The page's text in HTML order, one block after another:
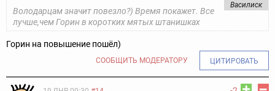
Василиск
Володарцам значит повезло?) Время покажет. Все
лучше,чем Горин в коротких мятых штанишках
Горин на повышение пошёл)
СООБЩИТЬ МОДЕРАТОРУ ЦИТИРОВАТЬ